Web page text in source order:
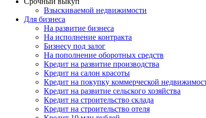
Взыскиваемой недвижимости
Для бизнеса
На развитие бизнеса
На исполнение контракта
Бизнесу под залог
На пополнение оборотных средств
Кредит на развитие производства
Кредит на салон красоты
Кредит на покупку коммерческой
Кредит на развитие сельского хозяйства
Кредит на строительство склада
Кредит на строительство отеля